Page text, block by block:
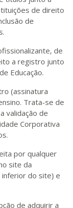
de direito
de
de
a registro junto
Educação.
(assinatura
Trata-se de
validação de
Corporativa
por qualquer
site da
do site) e
de adquirir a